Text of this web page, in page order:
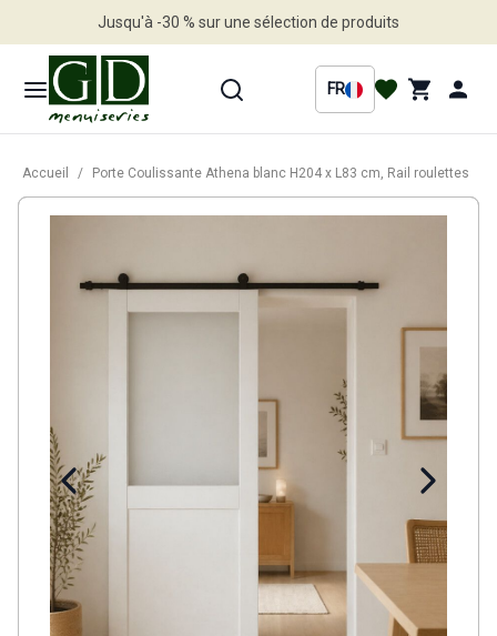
Jusqu'à -30 % sur une sélection de produits
FR
Accueil / Porte Coulissante Athena blanc H204 x L83 cm, Rail roulettes